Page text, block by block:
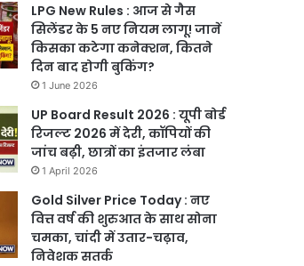
LPG New Rules : आज से गैस
सिलेंडर के 5 नए नियम लागू! जानें
किसका कटेगा कनेक्शन, कितने
दिन बाद होगी बुकिंग?
1 June 2026
UP Board Result 2026 : यूपी बोर्ड
रिजल्ट 2026 में देरी, कॉपियों की
जांच बढ़ी, छात्रों का इंतजार लंबा
1 April 2026
Gold Silver Price Today : नए
वित्त वर्ष की शुरुआत के साथ सोना
चमका, चांदी में उतार-चढ़ाव,
निवेशक सतर्क